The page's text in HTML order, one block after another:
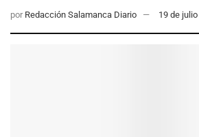
por Redacción Salamanca Diario 19 de